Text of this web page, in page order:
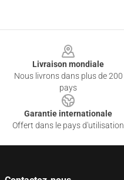
Livraison mondiale
Nous livrons dans plus de 200
pays
Garantie internationale
Offert dans le pays d'utilisation